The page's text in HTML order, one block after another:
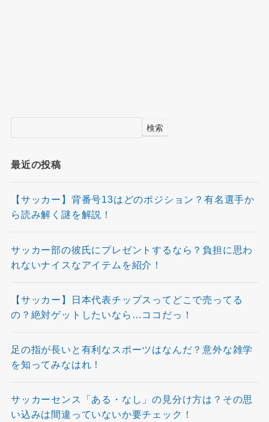
検索
最近の投稿
【サッカー】背番号13はどのポジション？有名選手か
ら読み解く謎を解説！
サッカー部の彼氏にプレゼントするなら？負担に思わ
れないナイスなアイテムを紹介！
【サッカー】日本代表チップスってどこで売ってる
の？絶対ゲットしたいなら…ココだっ！
足の指が長いと有利なスポーツはなんだ？意外な雑学
を知ってみなはれ！
サッカーセンス「ある・なし」の見分け方は？その思
い込みは間違っていないか要チェック！